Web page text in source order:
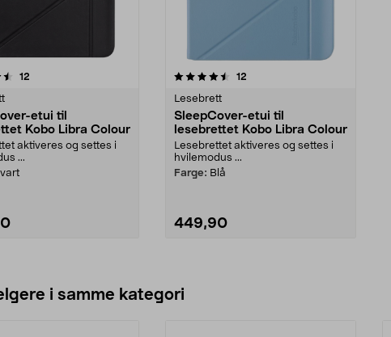
12
etui til
Kobo Libra Colour
aktiveres og settes i
...
4.5av 5 stjerner 12
Lesebrett
SleepCover-etui til
lesebrettet Kobo Libra Colour
Lesebrettet aktiveres og settes i
hvilemodus ...
Farge: Blå
449,90
i samme kategori